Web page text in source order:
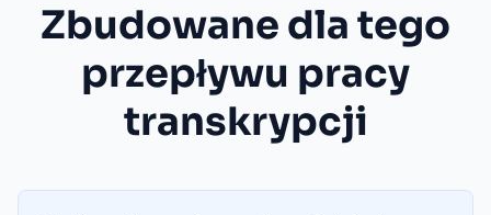
Zbudowane dla tego
przepływu pracy
transkrypcji